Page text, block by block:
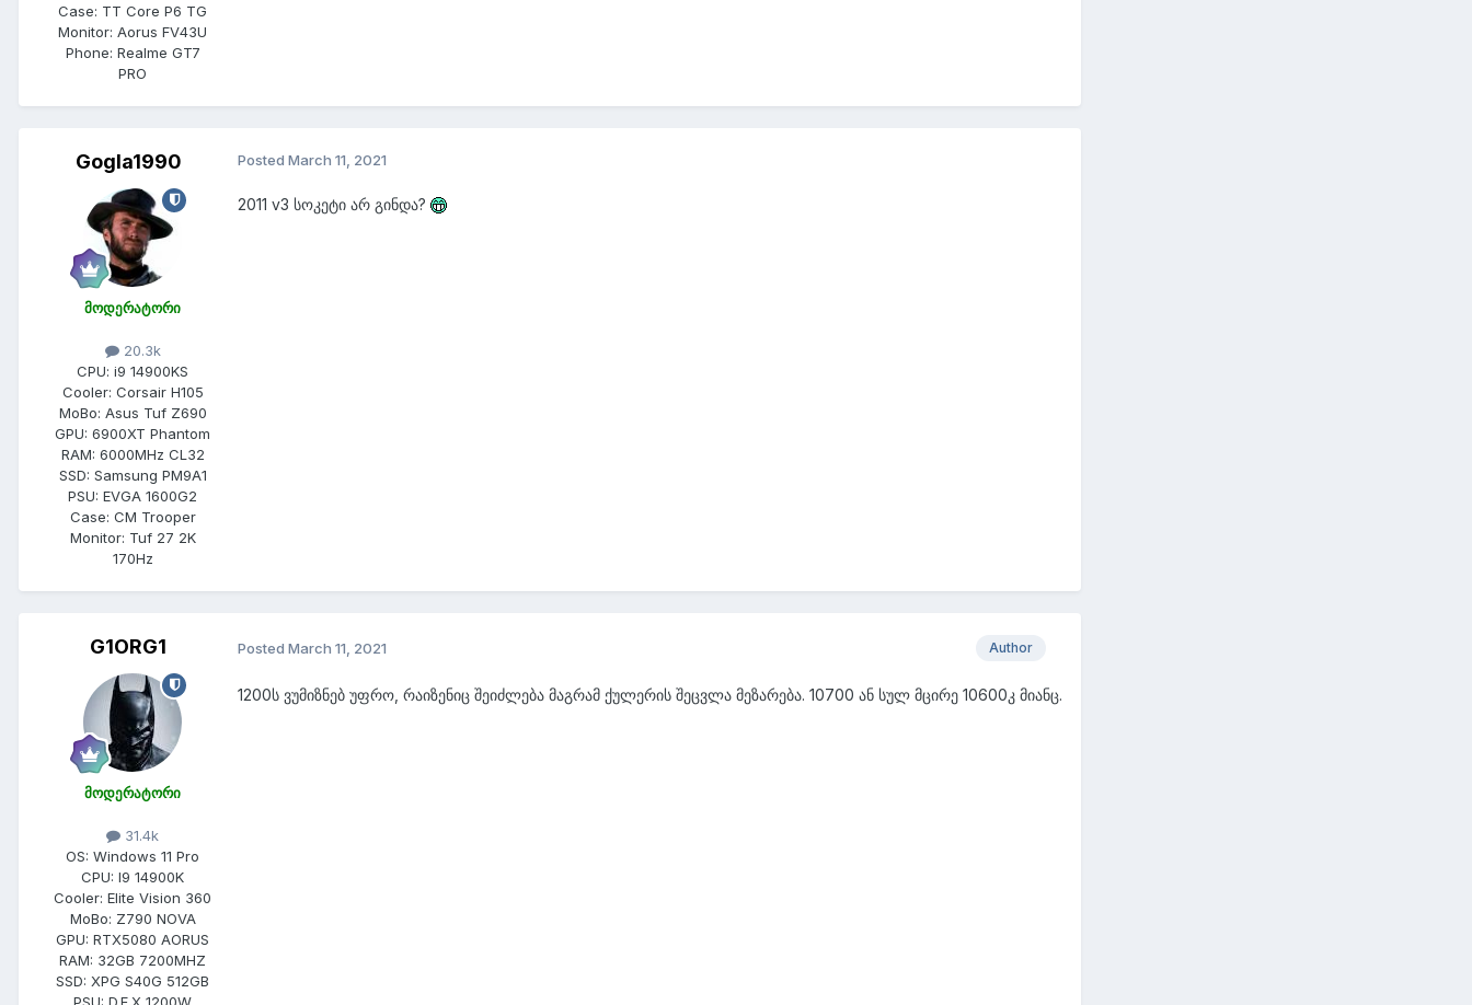
Case: TT Core P6 TG
Monitor: Aorus FV43U
Phone: Realme GT7
PRO
Gogla1990
მოდერატორი
20.3k
CPU: i9 14900KS
Cooler: Corsair H105
MoBo: Asus Tuf Z690
GPU: 6900XT Phantom
RAM: 6000MHz CL32
SSD: Samsung PM9A1
PSU: EVGA 1600G2
Case: CM Trooper
Monitor: Tuf 27 2K
170Hz
Posted March 11, 2021
2011 v3 სოკეტი არ გინდა?
G1ORG1
მოდერატორი
31.4k
OS: Windows 11 Pro
CPU: I9 14900K
Cooler: Elite Vision 360
MoBo: Z790 NOVA
GPU: RTX5080 AORUS
RAM: 32GB 7200MHZ
SSD: XPG S40G 512GB
Author
Posted March 11, 2021
1200ს ვუმიზნებ უფრო, რაიზენიც შეიძლება მაგრამ ქულერის შეცვლა მეზარება. 10700 ან სულ მცირე 10600კ მიანც.